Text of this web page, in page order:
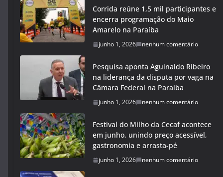
Corrida reúne 1,5 mil participantes e
encerra programação do Maio
Amarelo na Paraíba
junho 1, 2026 nenhum comentário
Pesquisa aponta Aguinaldo Ribeiro
na liderança da disputa por vaga na
Câmara Federal na Paraíba
junho 1, 2026 nenhum comentário
Festival do Milho da Cecaf acontece
em junho, unindo preço acessível,
gastronomia e arrasta-pé
junho 1, 2026 nenhum comentário